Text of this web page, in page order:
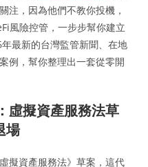
注，因為他們不教你投機，
風險控管，一步步幫你建立
最新的台灣監管新聞、在地
例，幫你整理出一套從零開
虛擬資產服務法草
場
擬資產服務法》草案，這代